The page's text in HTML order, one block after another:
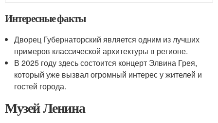
Интересные факты
Дворец Губернаторский является одним из лучших
примеров классической архитектуры в регионе.
В 2025 году здесь состоится концерт Элвина Грея,
который уже вызвал огромный интерес у жителей и
гостей города.
Музей Ленина